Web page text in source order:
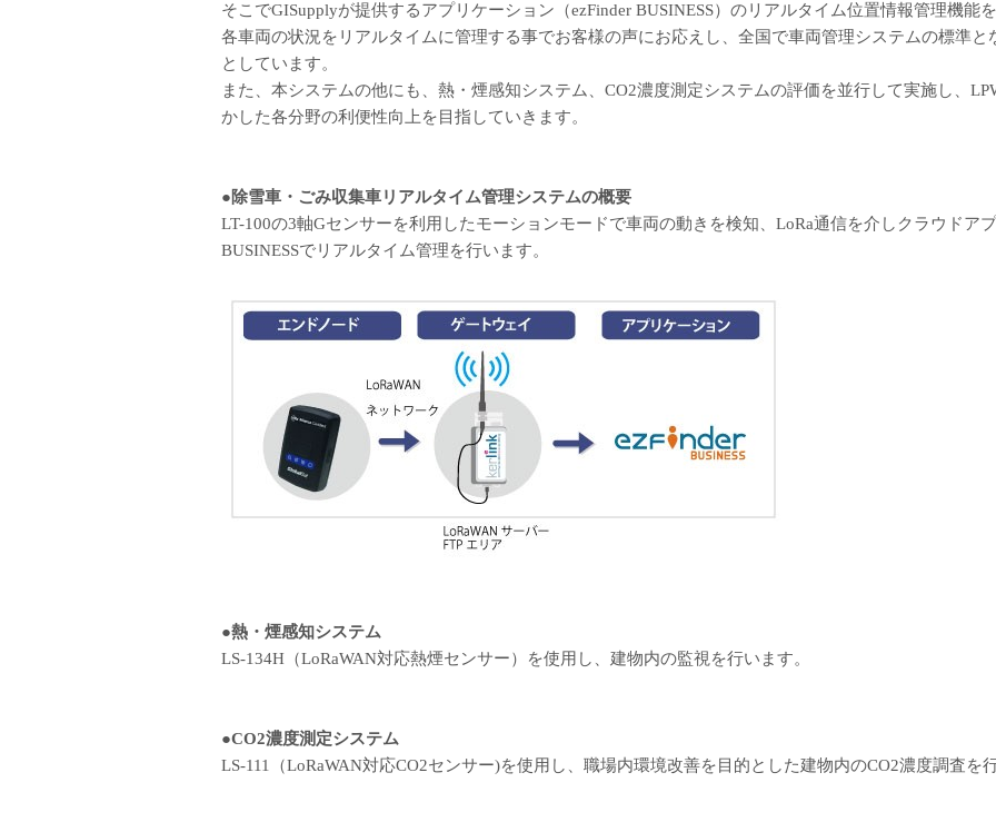
そこでGISupplyが提供するアプリケーション（ezFinder BUSINESS）のリアルタイム位置情報管理機能を
各車両の状況をリアルタイムに管理する事でお客様の声にお応えし、全国で車両管理システムの標準と
としています。
また、本システムの他にも、熱・煙感知システム、CO2濃度測定システムの評価を並行して実施し、
かした各分野の利便性向上を目指していきます。
●除雪車・ごみ収集車リアルタイム管理システムの概要
LT-100の3軸Gセンサーを利用したモーションモードで車両の動きを検知、LoRa通信を介しクラウドア
BUSINESSでリアルタイム管理を行います。
●熱・煙感知システム
LS-134H（LoRaWAN対応熱煙センサー）を使用し、建物内の監視を行います。
●CO2濃度測定システム
LS-111（LoRaWAN対応CO2センサー)を使用し、職場内環境改善を目的とした建物内のCO2濃度調査を